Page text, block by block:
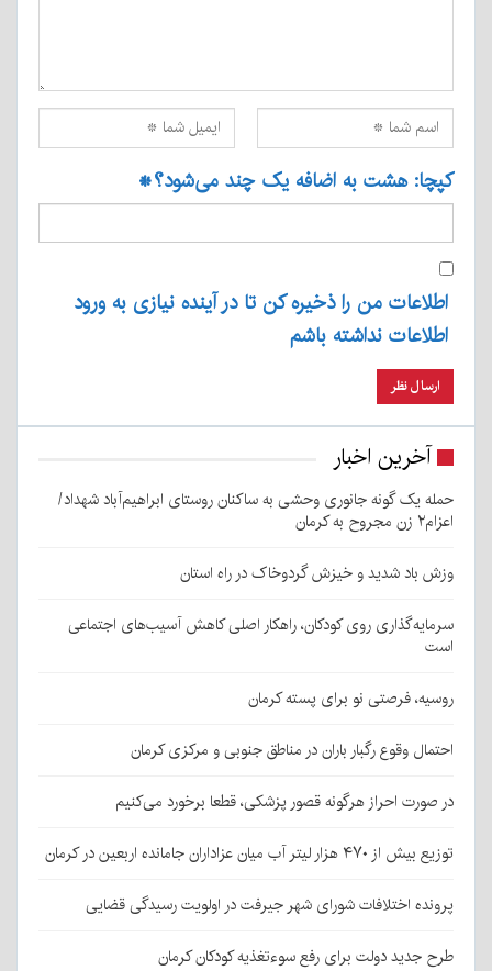
کپچا: هشت به اضافه یک چند می‌شود؟*
اطلاعات من را ذخیره کن تا در آینده نیازی به ورود
اطلاعات نداشته باشم
آخرین اخبار
حمله یک گونه جانوری وحشی به ساکنان روستای ابراهیم‌آباد شهداد/
اعزام۲ زن مجروح به کرمان
وزش باد شدید و خیزش گردوخاک در راه استان
سرمایه‌گذاری روی کودکان، راهکار اصلی کاهش آسیب‌های اجتماعی
است
روسیه، فرصتی نو برای پسته کرمان
احتمال وقوع رگبار باران در مناطق جنوبی و مرکزی کرمان
در صورت احراز هرگونه قصور پزشکی، قطعا برخورد می‌کنیم
توزیع بیش از ۴۷۰ هزار لیتر آب میان عزاداران جامانده اربعین در کرمان
پرونده اختلافات شورای شهر جیرفت در اولویت رسیدگی قضایی
طرح جدید دولت برای رفع سوءتغذیه کودکان کرمان